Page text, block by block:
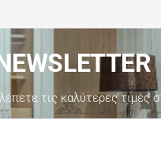
τις καλύτερες τιμές